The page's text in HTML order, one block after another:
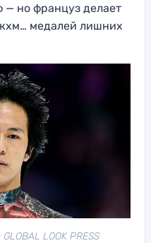
— но француз делает
медалей лишних
LOOK PRESS